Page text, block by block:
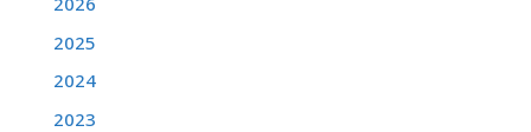
2025
2024
2023